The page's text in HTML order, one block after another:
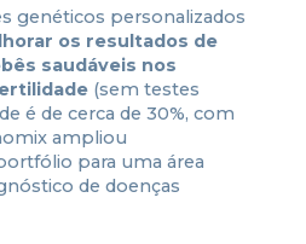
genéticos personalizados
os resultados de
saudáveis nos
(sem testes
é de cerca de 30%, com
ampliou
para uma área
de doenças